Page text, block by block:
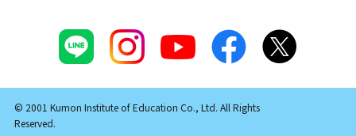
© 2001 Kumon Institute of Education Co., Ltd. All Rights
Reserved.